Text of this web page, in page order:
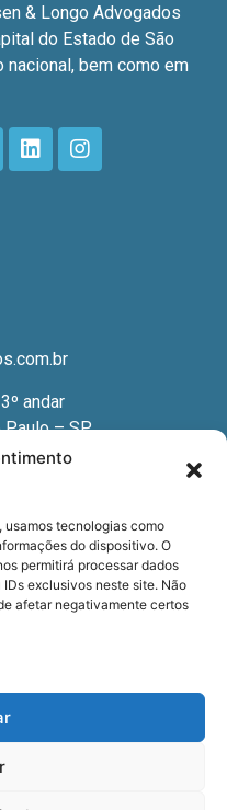
usamos tecnologias como
do dispositivo. O
permitirá processar dados
exclusivos neste site. Não
afetar negativamente certos
& Longo Advogados
do Estado de São
bem como em
andar
Paulo – SP
notícias